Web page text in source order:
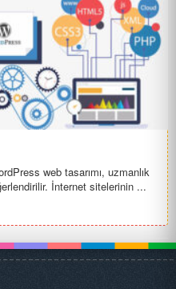
web tasarımı, uzmanlık
İnternet sitelerinin ...